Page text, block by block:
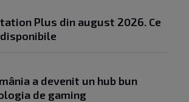
Plus din august 2026. Ce
a devenit un hub bun
de gaming